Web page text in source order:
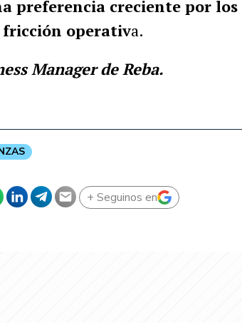
preferencia creciente por los
operativa.
Manager de Reba.
+ Seguinos en